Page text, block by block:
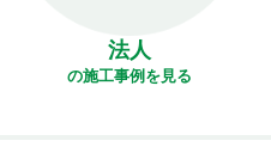
法人
の施工事例を見る